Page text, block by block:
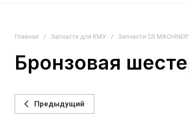
Главная / Запчасти для КМУ / Запчасти CS
Бронзовая
Предыдущий